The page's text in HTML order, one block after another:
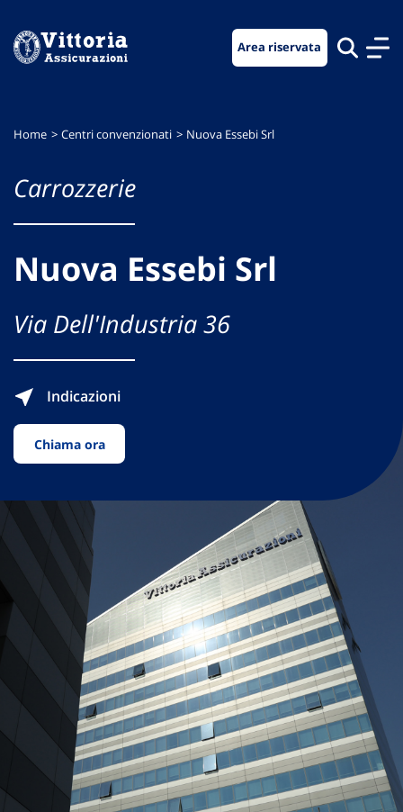
menu
contenuto
footer
Area riservata
Home Centri convenzionati Nuova Essebi Srl
Carrozzerie
Nuova Essebi Srl
Via Dell'Industria 36
Indicazioni
Chiama ora